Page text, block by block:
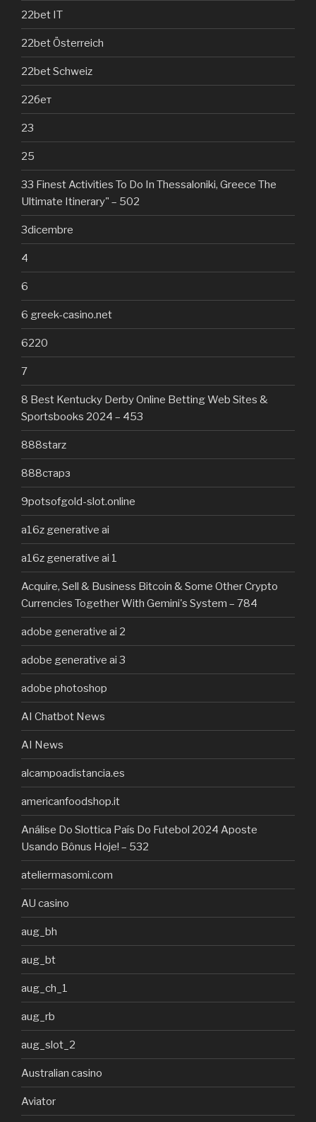
22bet IT
22bet Österreich
22bet Schweiz
22бет
23
25
33 Finest Activities To Do In Thessaloniki, Greece The
Ultimate Itinerary" – 502
3dicembre
4
6
6 greek-casino.net
6220
7
8 Best Kentucky Derby Online Betting Web Sites &
Sportsbooks 2024 – 453
888starz
888старз
9potsofgold-slot.online
a16z generative ai
a16z generative ai 1
Acquire, Sell & Business Bitcoin & Some Other Crypto
Currencies Together With Gemini's System – 784
adobe generative ai 2
adobe generative ai 3
adobe photoshop
AI Chatbot News
AI News
alcampoadistancia.es
americanfoodshop.it
Análise Do Slottica País Do Futebol 2024 Aposte
Usando Bônus Hoje! – 532
ateliermasomi.com
AU casino
aug_bh
aug_bt
aug_ch_1
aug_rb
aug_slot_2
Australian casino
Aviator